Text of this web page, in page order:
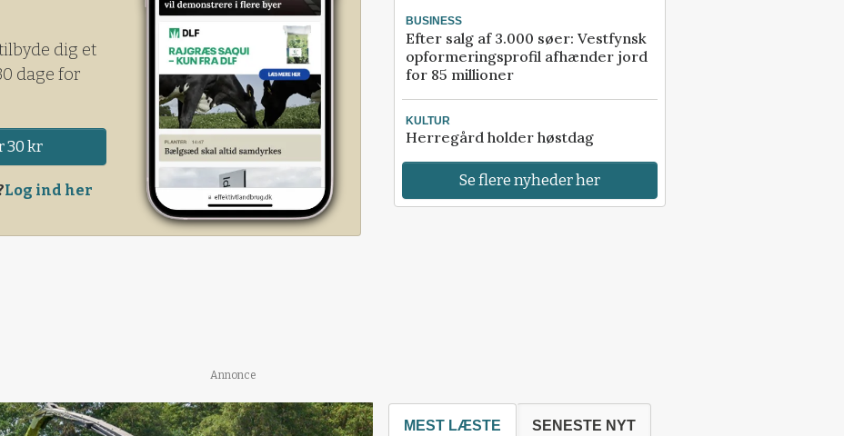
dig et
dage for
30 kr
Log ind her
BUSINESS
Efter salg af 3.000 søer: Vestfynsk
opformeringsprofil afhænder jord
for 85 millioner
KULTUR
Herregård holder høstdag
Se flere nyheder her
Annonce
MEST LÆSTE SENESTE NYT